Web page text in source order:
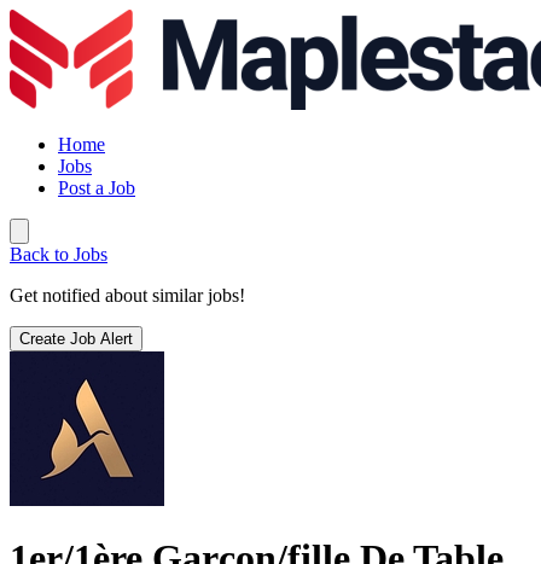
Home
Jobs
Post a Job
Back to Jobs
Get notified about similar jobs!
Create Job Alert